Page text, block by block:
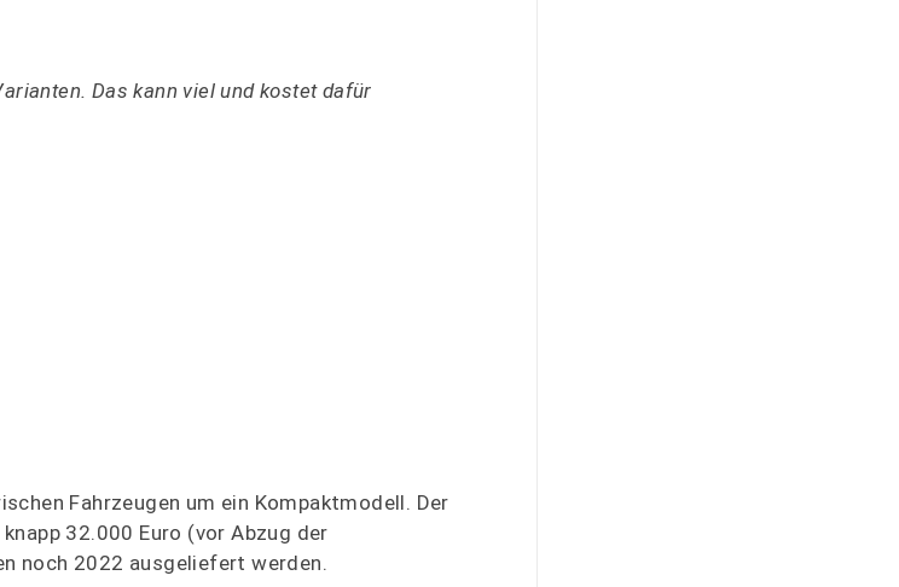
Das kann viel und kostet dafür
Fahrzeugen um ein Kompaktmodell. Der
32.000 Euro (vor Abzug der
noch 2022 ausgeliefert werden.